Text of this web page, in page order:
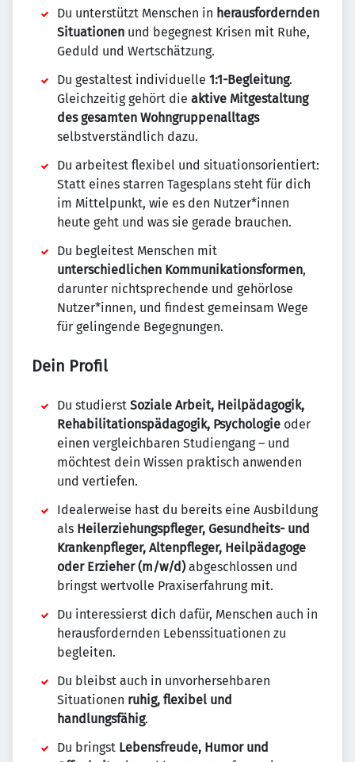
Du unterstützt Menschen in herausfordernden
Situationen und begegnest Krisen mit Ruhe,
Geduld und Wertschätzung.
Du gestaltest individuelle 1:1-Begleitung.
Gleichzeitig gehört die aktive Mitgestaltung
des gesamten Wohngruppenalltags
selbstverständlich dazu.
Du arbeitest flexibel und situationsorientiert:
Statt eines starren Tagesplans steht für dich
im Mittelpunkt, wie es den Nutzer*innen
heute geht und was sie gerade brauchen.
Du begleitest Menschen mit
unterschiedlichen Kommunikationsformen,
darunter nichtsprechende und gehörlose
Nutzer*innen, und findest gemeinsam Wege
für gelingende Begegnungen.
Dein Profil
Du studierst Soziale Arbeit, Heilpädagogik,
Rehabilitationspädagogik, Psychologie oder
einen vergleichbaren Studiengang – und
möchtest dein Wissen praktisch anwenden
und vertiefen.
Idealerweise hast du bereits eine Ausbildung
als Heilerziehungspfleger, Gesundheits- und
Krankenpfleger, Altenpfleger, Heilpädagoge
oder Erzieher (m/w/d)abgeschlossen und
bringst wertvolle Praxiserfahrung mit.
Du interessierst dich dafür, Menschen auch in
herausfordernden Lebenssituationen zu
begleiten.
Du bleibst auch in unvorhersehbaren
Situationen ruhig, flexibel und
handlungsfähig.
Du bringst Lebensfreude, Humor und